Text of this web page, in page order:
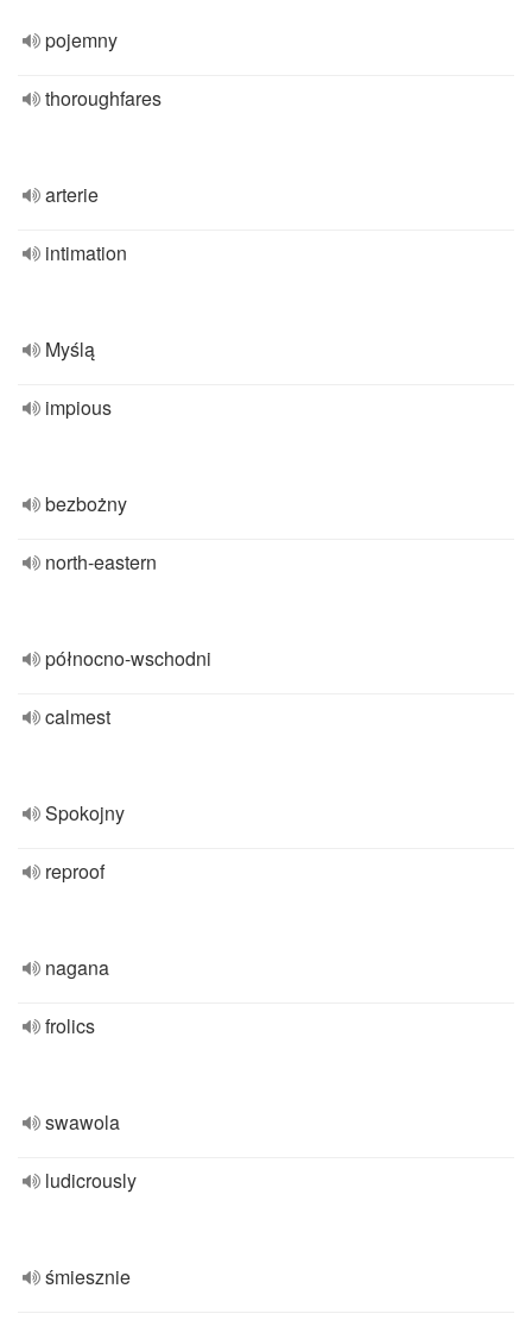
pojemny
thoroughfares
arterie
intimation
Myślą
impious
bezbożny
north-eastern
północno-wschodni
calmest
Spokojny
reproof
nagana
frolics
swawola
ludicrously
śmiesznie